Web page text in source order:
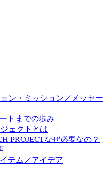
ョン・ミッション／メッセー
トまでの歩み
ェクトとは
PROJECTなぜ必要なの？
テム／アイデア